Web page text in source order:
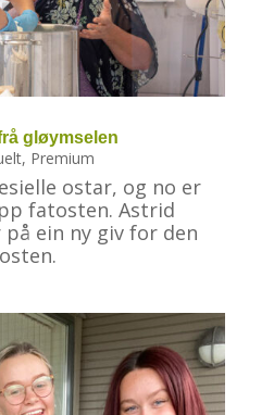
gløymselen
, Premium
ostar, og no er
fatosten. Astrid
ein ny giv for den